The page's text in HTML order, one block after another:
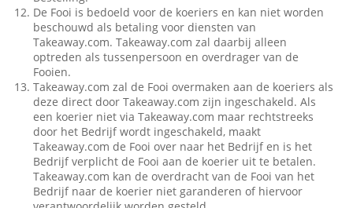
De Fooi is bedoeld voor de koeriers en kan niet worden
beschouwd als betaling voor diensten van
Takeaway.com. Takeaway.com zal daarbij alleen
optreden als tussenpersoon en overdrager van de
Fooien.
Takeaway.com zal de Fooi overmaken aan de koeriers als
deze direct door Takeaway.com zijn ingeschakeld. Als
een koerier niet via Takeaway.com maar rechtstreeks
door het Bedrijf wordt ingeschakeld, maakt
Takeaway.com de Fooi over naar het Bedrijf en is het
Bedrijf verplicht de Fooi aan de koerier uit te betalen.
Takeaway.com kan de overdracht van de Fooi van het
Bedrijf naar de koerier niet garanderen of hiervoor